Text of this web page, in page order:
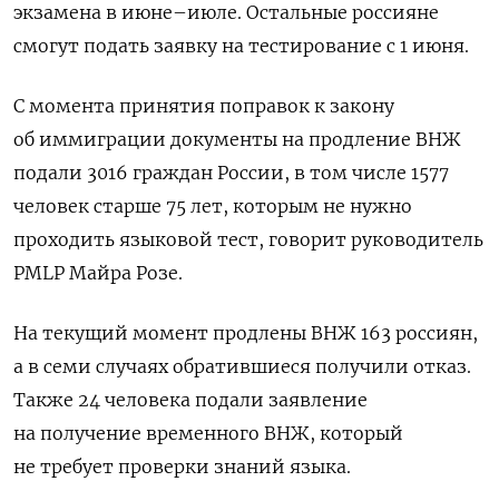
экзамена в июне–июле. Остальные россияне
смогут подать заявку на тестирование с 1 июня.
С момента принятия поправок к закону
об иммиграции документы на продление ВНЖ
подали 3016 граждан России, в том числе 1577
человек старше 75 лет, которым не нужно
проходить языковой тест, говорит руководитель
PMLP Майра Розе.
На текущий момент продлены ВНЖ 163 россиян,
а в семи случаях обратившиеся получили отказ.
Также 24 человека подали заявление
на получение временного ВНЖ, который
не требует проверки знаний языка.